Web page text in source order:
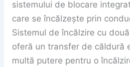
sistemului de blocare
care se încălzește prin
Sistemul de încălzire cu
oferă un transfer de căldură
multă putere pentru o